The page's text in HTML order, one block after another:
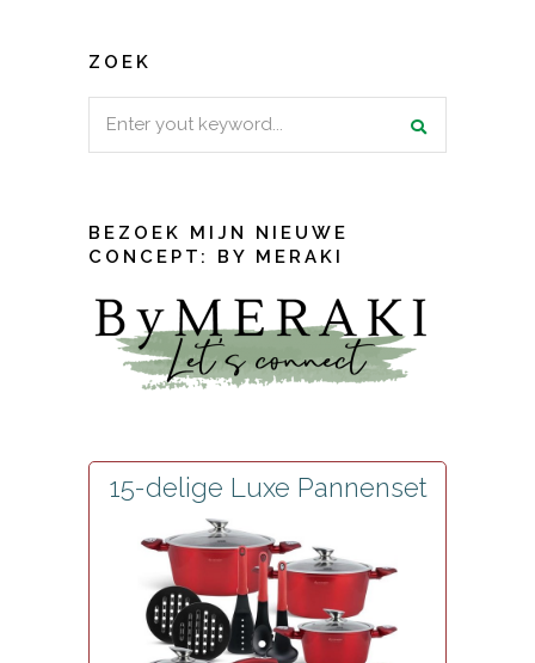
ZOEK
BEZOEK MIJN NIEUWE
CONCEPT: BY MERAKI
15-delige Luxe Pannenset